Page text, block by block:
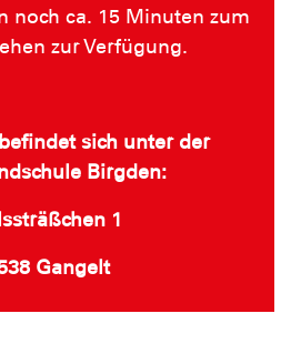
noch ca. 15 Minuten zum
zur Verfügung.
sich unter der
Birgden:
1
Gangelt